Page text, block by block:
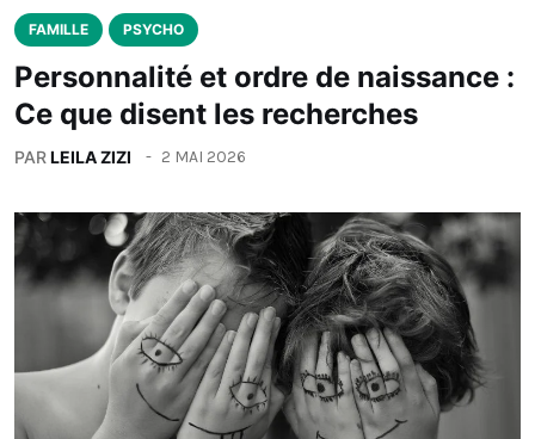
FAMILLE PSYCHO
Personnalité et ordre de naissance :
Ce que disent les recherches
PARLEILA ZIZI 2 MAI 2026